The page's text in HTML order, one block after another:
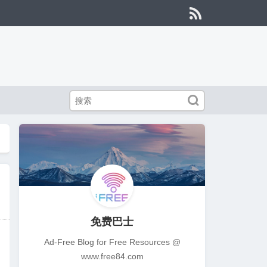


免费巴士
Ad-Free Blog for Free Resources @
www.free84.com